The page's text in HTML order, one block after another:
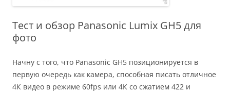
Тест и обзор Panasonic Lumix GH5 для
фото
Начну с того, что Panasonic GH5 позиционируется в
первую очередь как камера, способная писать отличное
4К видео в режиме 60fps или 4К со сжатием 422 и